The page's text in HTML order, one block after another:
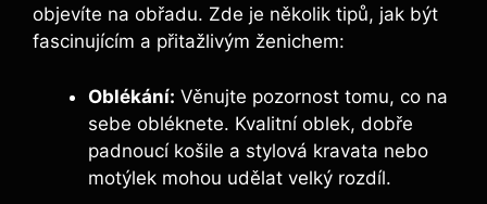
objevíte na obřadu. Zde je několik tipů, jak být
fascinujícím a přitažlivým ženichem:
Oblékání: Věnujte pozornost tomu, co na
sebe obléknete. Kvalitní oblek, dobře
padnoucí košile a stylová kravata nebo
motýlek mohou udělat velký rozdíl.